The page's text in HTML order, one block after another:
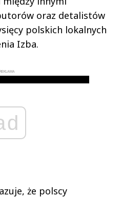
oraz detalistów
polskich lokalnych
Izba.
REKLAMA
że polscy